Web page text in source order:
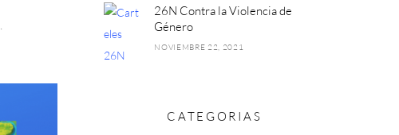
26N Contra la Violencia de
Género
NOVIEMBRE 22, 2021
CATEGORIAS